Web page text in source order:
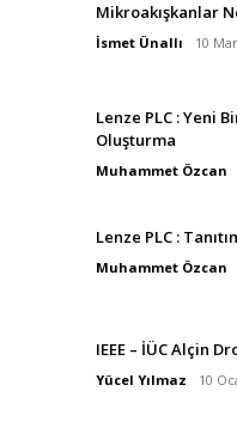
Mikroakışkanlar
İsmet Ünallı 10
Lenze PLC : Yeni
Oluşturma
Muhammet Özcan
Lenze PLC :
Muhammet Özcan
IEEE – İÜC Alçin
Yücel Yılmaz 10